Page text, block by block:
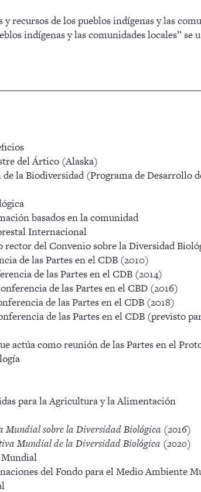
recursos de los pueblos indígenas y las
indígenas y las comunidades locales” se
del Ártico (Alaska)
la Biodiversidad (Programa de Desarrollo
basados en la comunidad
Internacional
del Convenio sobre la Diversidad
de las Partes en el CDB (2010)
de las Partes en el CDB (2014)
de las Partes en el CBD (2016)
de las Partes en el CDB (2018)
de las Partes en el CDB (previsto
actúa como reunión de las Partes en el
para la Agricultura y la Alimentación
sobre la Diversidad Biológica (2016)
Mundial de la Diversidad Biológica (2020)
del Fondo para el Medio Ambiente